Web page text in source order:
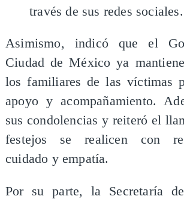
través de sus redes sociales.
Asimismo, indicó que el
Ciudad de México ya
los familiares de las víctimas
apoyo y acompañamiento.
sus condolencias y reiteró el
festejos se realicen con
cuidado y empatía.
Por su parte, la Secretaría